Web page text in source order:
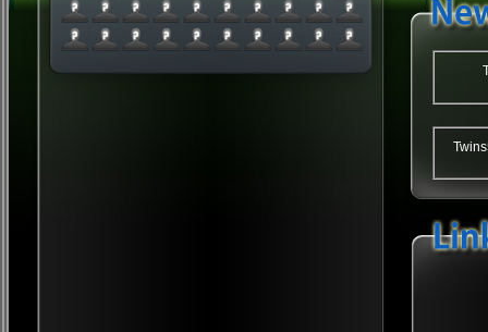
10.08.2026 - 07:30
Das Hochwasser hat die Stadt
(Standesamt) erwischt.
Twins59 :